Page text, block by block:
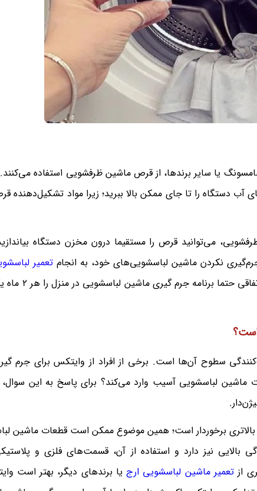
یا سایر برندها، از قرص ماشین ظرفشویی استفاده
دستگاه را تا جای ممکن بالا ببرید؛ زیرا مواد تشکیل‌دهنده
می‌توانید قرص را مستقیما درون مخزن دستگاه
نکردن ماشین لباسشویی‌های خود، به انجامتعمیر
سایر برندها نیاز پیدا می‌کنند؛ برای
سطوح آن‌ها است. برخی از افراد از وایتکس برای جرم
ماشین لباسشویی آسیب وارد می‌کند؟ برای پاسخ به این سوال،
بالاتری برخوردار است؛ همین موضوع ممکن است قطعات ماشین
بالایی نیز دارد و استفاده از آن، قسمت‌های فلزی و
از تعمیر ماشین لباسشویی ارجیا برندهای دیگر، بهتر است